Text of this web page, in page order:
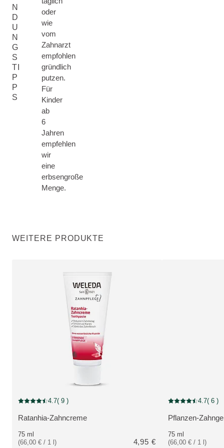
N
D
U
N
G
S
TI
P
P
S
oder
wie
vom
Zahnarzt
empfohlen
gründlich
putzen.
Für
Kinder
ab
6
Jahren
empfehlen
wir
eine
erbsengroße
Menge.
WEITERE PRODUKTE
MEHR ZUM PRODUKT:
Ratanhia-Zahncreme
Aktuelle Bewertung: 4.7 von 5 Sternen bewertet von 9 Kunden
4.7( 9 )
75 ml
(66,00 € / 1 l)
4,95 €
Zurzeit nicht
MEHR ZUM
Pflanzen-
Aktuelle 4.7( 6 )
75 ml
(66,00 € / 1 l)